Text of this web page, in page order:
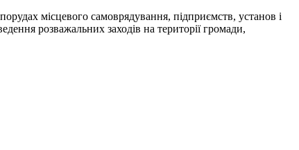
місцевого самоврядування, підприємств, установ і
розважальних заходів на території громади,